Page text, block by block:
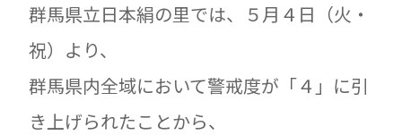
群馬県立日本絹の里では、５月４日（火・
祝）より、
群馬県内全域において警戒度が「４」に引
き上げられたことから、